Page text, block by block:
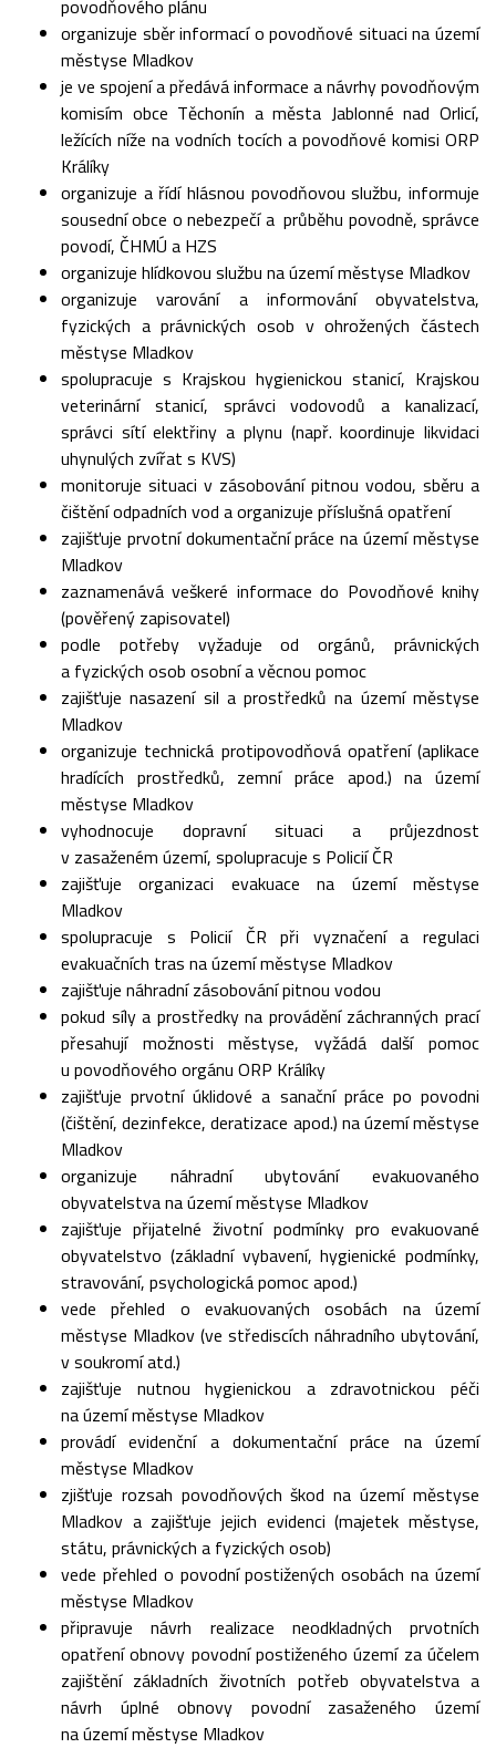
povodňového plánu
organizuje sběr informací o povodňové situaci na území
městyse Mladkov
je ve spojení a předává informace a návrhy povodňovým
komisím obce Těchonín a města Jablonné nad Orlicí,
ležících níže na vodních tocích a povodňové komisi ORP
Králíky
organizuje a řídí hlásnou povodňovou službu, informuje
sousední obce o nebezpečí a průběhu povodně, správce
povodí, ČHMÚ a HZS
organizuje hlídkovou službu na území městyse Mladkov
organizuje varování a informování obyvatelstva,
fyzických a právnických osob v ohrožených částech
městyse Mladkov
spolupracuje s Krajskou hygienickou stanicí, Krajskou
veterinární stanicí, správci vodovodů a kanalizací,
správci sítí elektřiny a plynu (např. koordinuje likvidaci
uhynulých zvířat s KVS)
monitoruje situaci v zásobování pitnou vodou, sběru a
čištění odpadních vod a organizuje příslušná opatření
zajišťuje prvotní dokumentační práce na území městyse
Mladkov
zaznamenává veškeré informace do Povodňové knihy
(pověřený zapisovatel)
podle potřeby vyžaduje od orgánů, právnických
a fyzických osob osobní a věcnou pomoc
zajišťuje nasazení sil a prostředků na území městyse
Mladkov
organizuje technická protipovodňová opatření (aplikace
hradících prostředků, zemní práce apod.) na území
městyse Mladkov
vyhodnocuje dopravní situaci a průjezdnost
v zasaženém území, spolupracuje s Policií ČR
zajišťuje organizaci evakuace na území městyse
Mladkov
spolupracuje s Policií ČR při vyznačení a regulaci
evakuačních tras na území městyse Mladkov
zajišťuje náhradní zásobování pitnou vodou
pokud síly a prostředky na provádění záchranných prací
přesahují možnosti městyse, vyžádá další pomoc
u povodňového orgánu ORP Králíky
zajišťuje prvotní úklidové a sanační práce po povodni
(čištění, dezinfekce, deratizace apod.) na území městyse
Mladkov
organizuje náhradní ubytování evakuovaného
obyvatelstva na území městyse Mladkov
zajišťuje přijatelné životní podmínky pro evakuované
obyvatelstvo (základní vybavení, hygienické podmínky,
stravování, psychologická pomoc apod.)
vede přehled o evakuovaných osobách na území
městyse Mladkov (ve střediscích náhradního ubytování,
v soukromí atd.)
zajišťuje nutnou hygienickou a zdravotnickou péči
na území městyse Mladkov
provádí evidenční a dokumentační práce na území
městyse Mladkov
zjišťuje rozsah povodňových škod na území městyse
Mladkov a zajišťuje jejich evidenci (majetek městyse,
státu, právnických a fyzických osob)
vede přehled o povodní postižených osobách na území
městyse Mladkov
připravuje návrh realizace neodkladných prvotních
opatření obnovy povodní postiženého území za účelem
zajištění základních životních potřeb obyvatelstva a
návrh úplné obnovy povodní zasaženého území
na území městyse Mladkov